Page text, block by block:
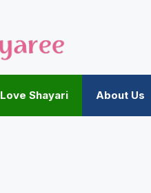
Love Shayari About Us